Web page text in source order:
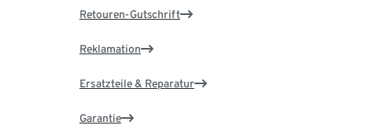
Retouren-Gutschrift
Reklamation
Ersatzteile & Reparatur
Garantie